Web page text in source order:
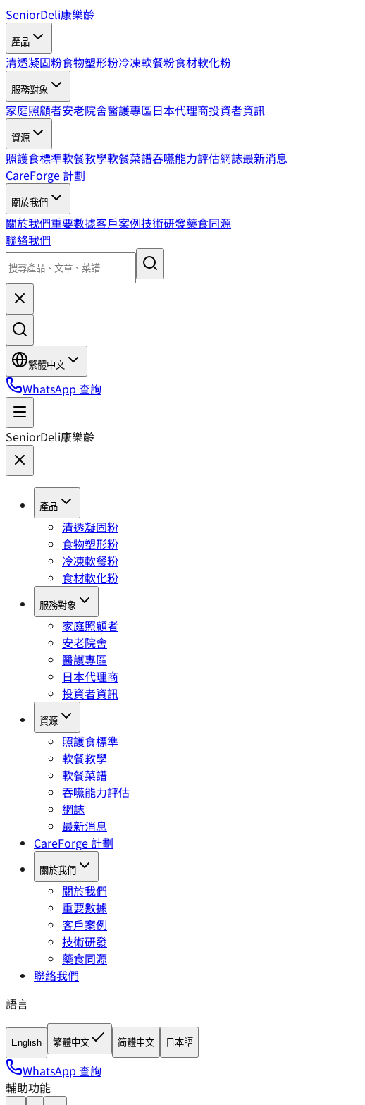
SeniorDeli康樂齡
產品
清透凝固粉食物塑形粉冷凍軟餐粉食材軟化粉
服務對象
家庭照顧者安老院舍醫護專區日本代理商投資者資訊
資源
照護食標準軟餐教學軟餐菜譜吞嚥能力評估網誌最新消息
CareForge 計劃
關於我們
關於我們重要數據客戶案例技術研發藥食同源
聯絡我們
繁體中文
WhatsApp 查詢
SeniorDeli康樂齡
產品
清透凝固粉
食物塑形粉
冷凍軟餐粉
食材軟化粉
服務對象
家庭照顧者
安老院舍
醫護專區
日本代理商
投資者資訊
資源
照護食標準
軟餐教學
軟餐菜譜
吞嚥能力評估
網誌
最新消息
CareForge 計劃
關於我們
關於我們
重要數據
客戶案例
技術研發
藥食同源
聯絡我們
語言
English 繁體中文 简體中文 日本語
WhatsApp 查詢
輔助功能